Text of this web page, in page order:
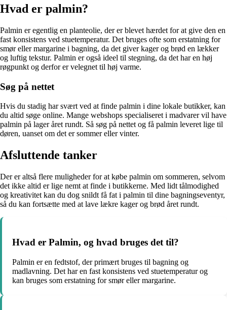
Hvad er palmin?
Palmin er egentlig en planteolie, der er blevet hærdet for at give den en
fast konsistens ved stuetemperatur. Det bruges ofte som erstatning for
smør eller margarine i bagning, da det giver kager og brød en lækker
og luftig tekstur. Palmin er også ideel til stegning, da det har en høj
røgpunkt og derfor er velegnet til høj varme.
Søg på nettet
Hvis du stadig har svært ved at finde palmin i dine lokale butikker, kan
du altid søge online. Mange webshops specialiseret i madvarer vil have
palmin på lager året rundt. Så søg på nettet og få palmin leveret lige til
døren, uanset om det er sommer eller vinter.
Afsluttende tanker
Der er altså flere muligheder for at købe palmin om sommeren, selvom
det ikke altid er lige nemt at finde i butikkerne. Med lidt tålmodighed
og kreativitet kan du dog snildt få fat i palmin til dine bagningseventyr,
så du kan fortsætte med at lave lækre kager og brød året rundt.
Hvad er Palmin, og hvad bruges det til?
Palmin er en fedtstof, der primært bruges til bagning og
madlavning. Det har en fast konsistens ved stuetemperatur og
kan bruges som erstatning for smør eller margarine.